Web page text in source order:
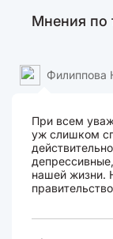
Мнения по
Филиппова
При всем
уж слишком
нашей жизни.